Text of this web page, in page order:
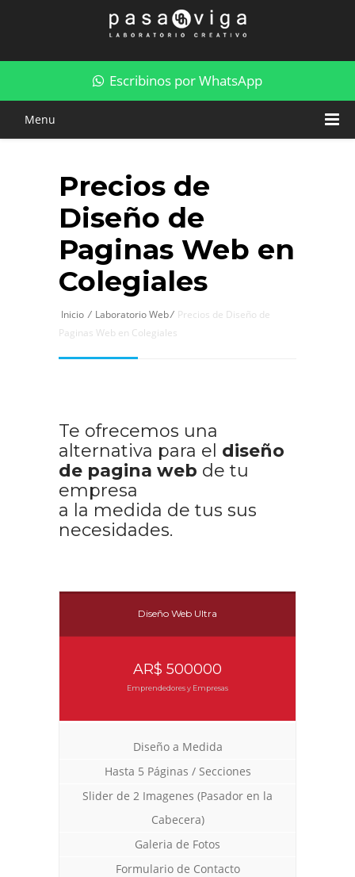
Diseño de Pagina Web - Precios en Colegiales
Escribinos por WhatsApp
Menu
Precios de
Diseño de
Paginas Web en
Colegiales
Inicio / Laboratorio Web/ Precios de Diseño de
Paginas Web en Colegiales
Te ofrecemos una
alternativa para el diseño
de pagina web de tu
empresa
a la medida de tus sus
necesidades.
Diseño Web Ultra
AR$ 500000
Emprendedores y Empresas
Diseño a Medida
Hasta 5 Páginas / Secciones
Slider de 2 Imagenes (Pasador en la
Cabecera)
Galeria de Fotos
Formulario de Contacto